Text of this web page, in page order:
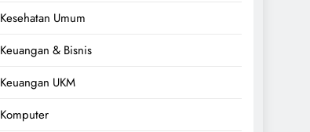
Kesehatan Umum
Keuangan & Bisnis
Keuangan UKM
Komputer